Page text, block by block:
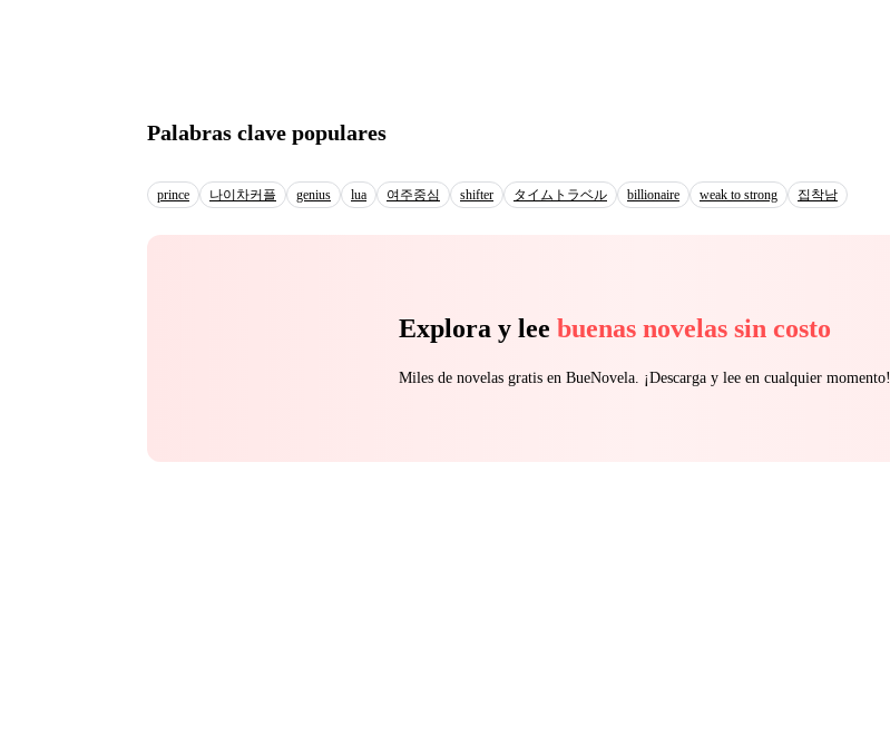
Palabras clave populares
prince 나이차커플 genius lua 여주중심 shifter タイムトラベル billionaire weak to strong 집착남
Explora y lee buenas novelas sin costo
Miles de novelas gratis en BueNovela. ¡Descarga y lee en cualquier momento!